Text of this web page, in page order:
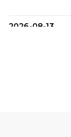
2026-08-13